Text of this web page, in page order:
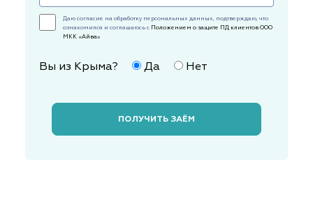
Даю согласие на обработку персональных данных, подтверждаю, что
ознакомился и соглашаюсь с Положением о защите ПД клиентов ООО
МКК «Айва»
Вы из Крыма? Да Нет
ПОЛУЧИТЬ ЗАЁМ